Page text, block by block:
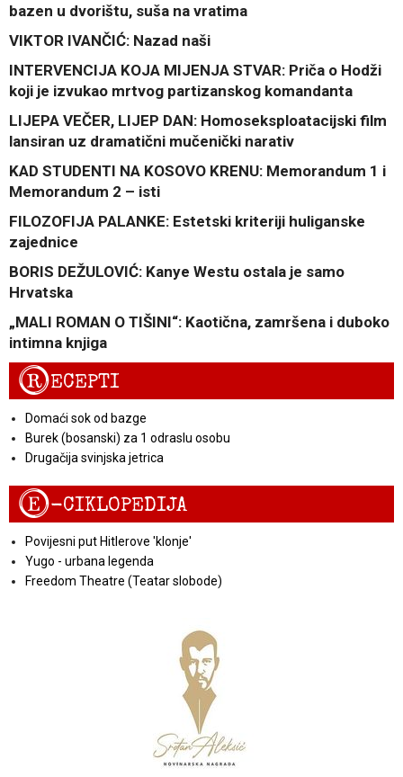
bazen u dvorištu, suša na vratima
VIKTOR IVANČIĆ: Nazad naši
INTERVENCIJA KOJA MIJENJA STVAR: Priča o Hodži
koji je izvukao mrtvog partizanskog komandanta
LIJEPA VEČER, LIJEP DAN: Homoseksploatacijski film
lansiran uz dramatični mučenički narativ
KAD STUDENTI NA KOSOVO KRENU: Memorandum 1 i
Memorandum 2 – isti
FILOZOFIJA PALANKE: Estetski kriteriji huliganske
zajednice
BORIS DEŽULOVIĆ: Kanye Westu ostala je samo
Hrvatska
„MALI ROMAN O TIŠINI“: Kaotična, zamršena i duboko
intimna knjiga
RECEPTI
Domaći sok od bazge
Burek (bosanski) za 1 odraslu osobu
Drugačija svinjska jetrica
E-CIKLOPEDIJA
Povijesni put Hitlerove 'klonje'
Yugo - urbana legenda
Freedom Theatre (Teatar slobode)